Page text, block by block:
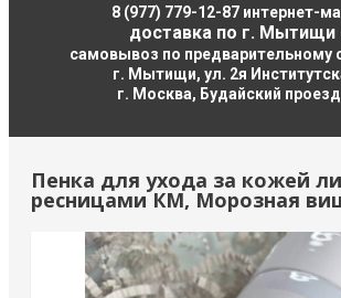
8 (977) 779-12-87интернет-
доставка по г. Мытищи
самовывоз по предварительному
г. Мытищи, ул. 2я
г. Москва, Будайский
Пенка для ухода за кожей
ресницами КМ, Морозная